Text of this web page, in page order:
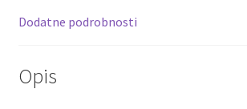
SP
količina
k
Dodatne podrobnosti
Opis